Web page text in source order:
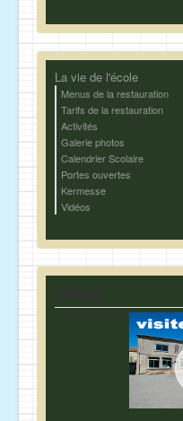
La vie de l'école
Menus de la restauration
Tarifs de la restauration
Activités
Galerie photos
Calendrier Scolaire
Portes ouvertes
Kermesse
Vidéos